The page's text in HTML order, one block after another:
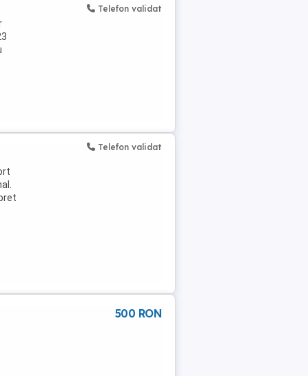
Telefon validat
Telefon validat
500 RON